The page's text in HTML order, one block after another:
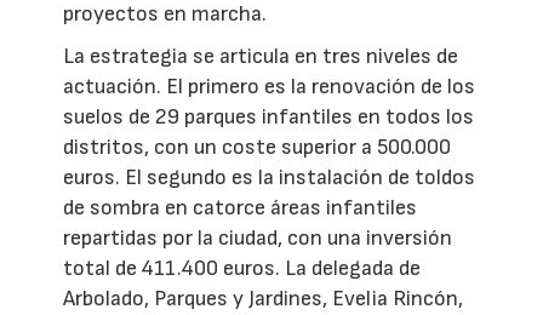
proyectos en marcha.
La estrategia se articula en tres niveles de
actuación. El primero es la renovación de los
suelos de 29 parques infantiles en todos los
distritos, con un coste superior a 500.000
euros. El segundo es la instalación de toldos
de sombra en catorce áreas infantiles
repartidas por la ciudad, con una inversión
total de 411.400 euros. La delegada de
Arbolado, Parques y Jardines, Evelia Rincón,